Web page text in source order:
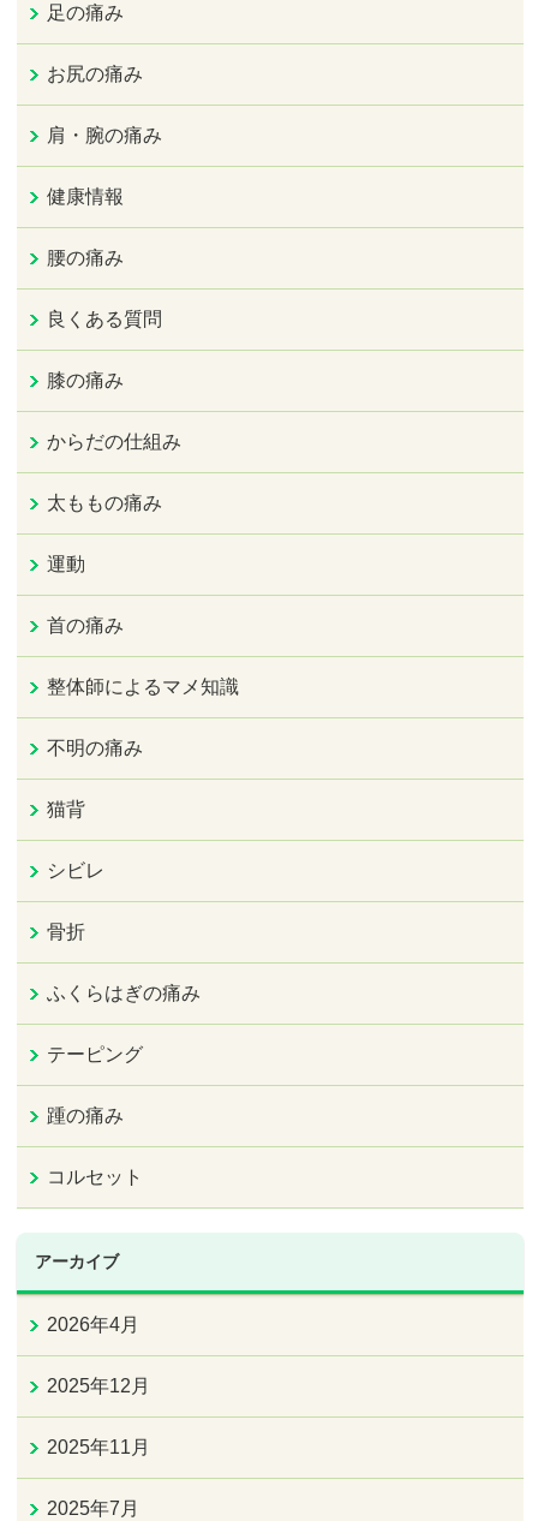
足の痛み
お尻の痛み
肩・腕の痛み
健康情報
腰の痛み
良くある質問
膝の痛み
からだの仕組み
太ももの痛み
運動
首の痛み
整体師によるマメ知識
不明の痛み
猫背
シビレ
骨折
ふくらはぎの痛み
テーピング
踵の痛み
コルセット
アーカイブ
2026年4月
2025年12月
2025年11月
2025年7月